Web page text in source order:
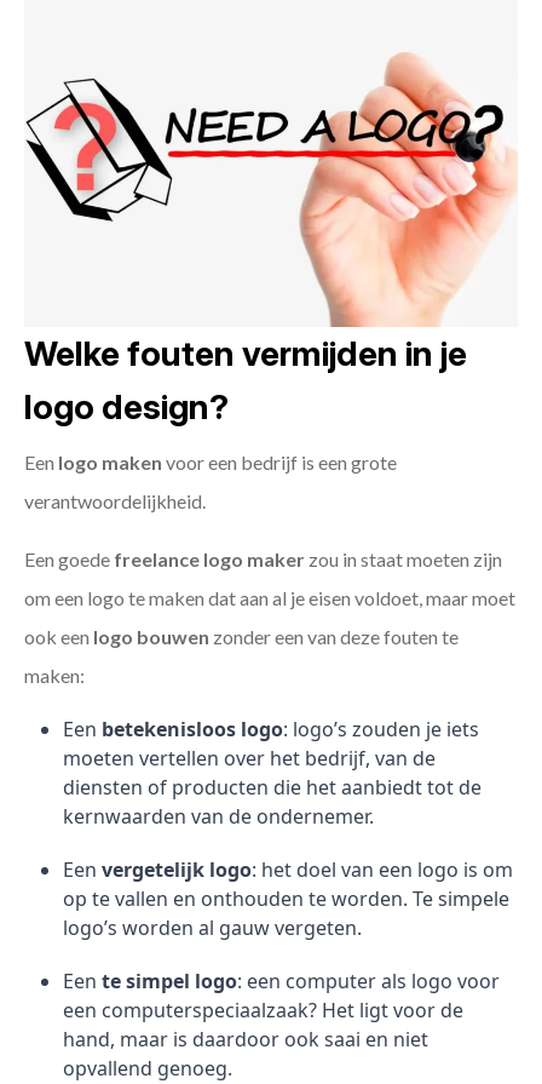
Welke fouten vermijden in je
logo design?
Een logo maken voor een bedrijf is een grote
verantwoordelijkheid.
Een goede freelance logo maker zou in staat moeten zijn
om een logo te maken dat aan al je eisen voldoet, maar moet
ook een logo bouwen zonder een van deze fouten te
maken:
Een betekenisloos logo: logo’s zouden je iets
moeten vertellen over het bedrijf, van de
diensten of producten die het aanbiedt tot de
kernwaarden van de ondernemer.
Een vergetelijk logo: het doel van een logo is om
op te vallen en onthouden te worden. Te simpele
logo’s worden al gauw vergeten.
Een te simpel logo: een computer als logo voor
een computerspeciaalzaak? Het ligt voor de
hand, maar is daardoor ook saai en niet
opvallend genoeg.